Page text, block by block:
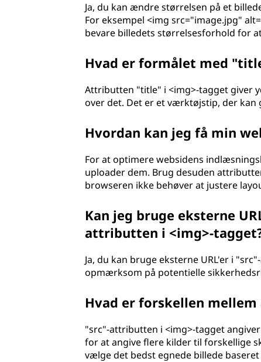
Ja, du kan ændre størrelsen på et
For eksempel <img src="image.jpg"
bevare billedets størrelsesforhold for
Hvad er formålet med
Attributten "title" i <img>-tagget giver
over det. Det er et værktøjstip, der
Hvordan kan jeg få min
For at optimere websidens
uploader dem. Brug desuden
browseren ikke behøver at justere
Kan jeg bruge eksterne
attributten i <img>-
Ja, du kan bruge eksterne URL'er i
opmærksom på potentielle
Hvad er forskellen
"src"-attributten i <img>-tagget
for at angive flere kilder til forskellige
vælge det bedst egnede billede